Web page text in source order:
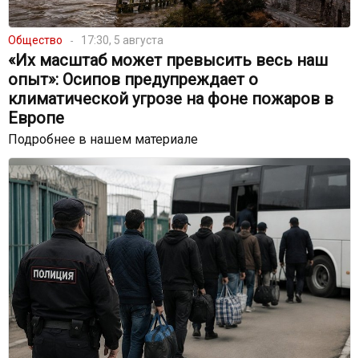
Общество 17:30, 5 августа
«Их масштаб может превысить весь наш
опыт»: Осипов предупреждает о
климатической угрозе на фоне пожаров в
Европе
Подробнее в нашем материале